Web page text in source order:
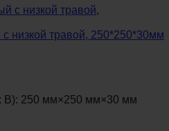
низкой травой, 250*250*30мм
В): 250 мм×250 мм×30 мм